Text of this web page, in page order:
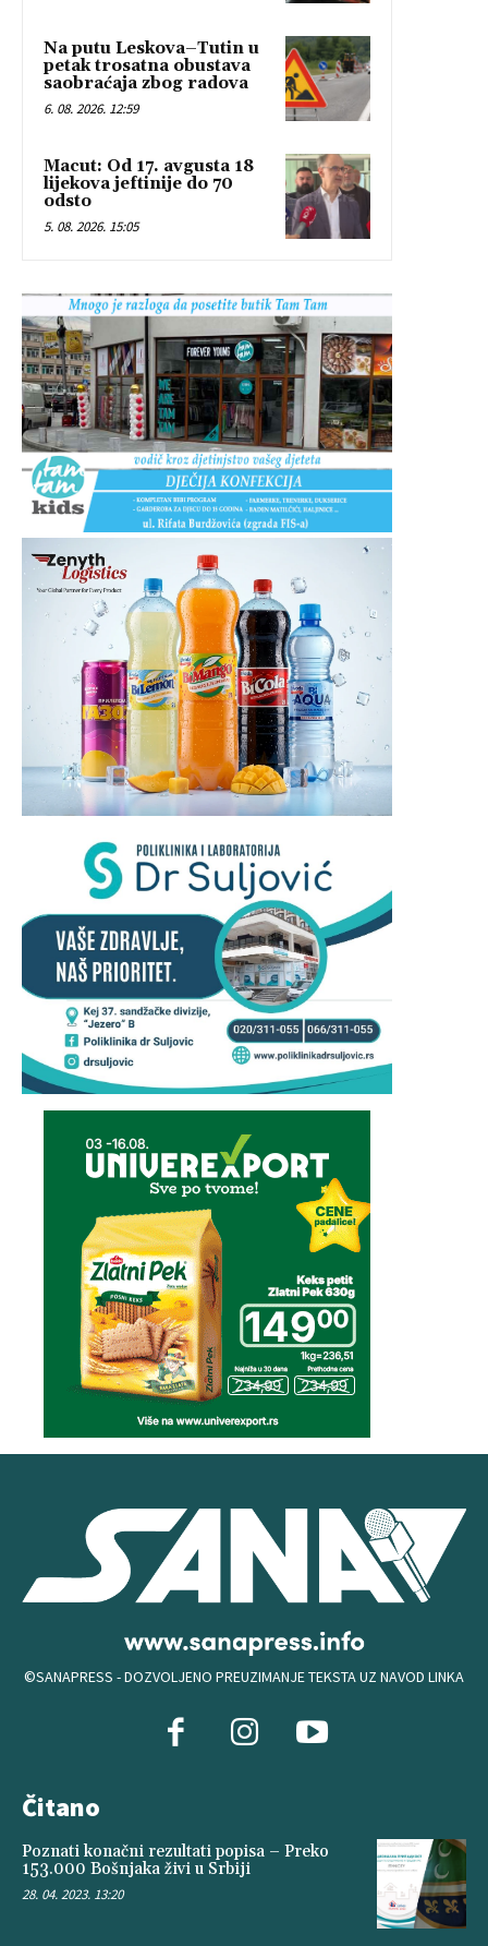
Na putu Leskova–Tutin u
petak trosatna obustava
saobraćaja zbog radova
6. 08. 2026. 12:59
Macut: Od 17. avgusta 18
lijekova jeftinije do 70
odsto
5. 08. 2026. 15:05
©SANAPRESS - DOZVOLJENO PREUZIMANJE TEKSTA UZ NAVOD LINKA
Čitano
Poznati konačni rezultati popisa – Preko
153.000 Bošnjaka živi u Srbiji
28. 04. 2023. 13:20